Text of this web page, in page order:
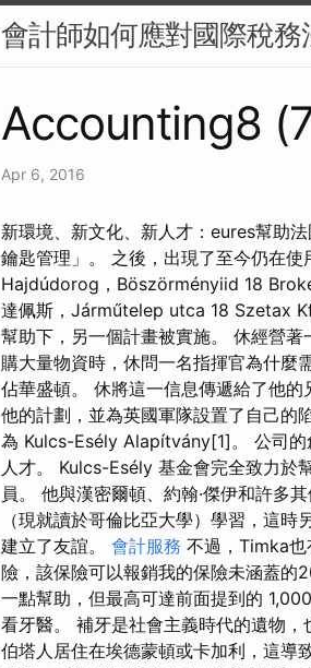
會計師如何應對國際稅務
Accounting8
Apr 6, 2016
新環境、新文化、新人才：eures幫助
鑰匙管理」。 之後，出現了至今仍在使
Hajdúdorog，Böszörményiid 18
達佩斯，Járműtelep utca 18 Szetax
幫助下，另一個計畫被實施。 休經營
購大量物資時，休問一名指揮官為什麼
佔華盛頓。 休將這一信息傳遞給了他
他的計劃，並為英國軍隊設置了自己的
為 Kulcs-Esély Alapítvány[1]。 公司的
人才。 Kulcs-Esély 基金會完全致力於
員。 他與漢密爾頓、約翰·傑伊和許多
（現就讀於哥倫比亞大學）學習，這
建立了友誼。 會計服務 不過，Timka
險，該保險可以報銷我的保險未涵蓋的
一點幫助，但最高可達前面提到的
看牙醫。 補牙是社會主義時代的遺物
伯塔人居住在埃德蒙頓或卡加利，這導